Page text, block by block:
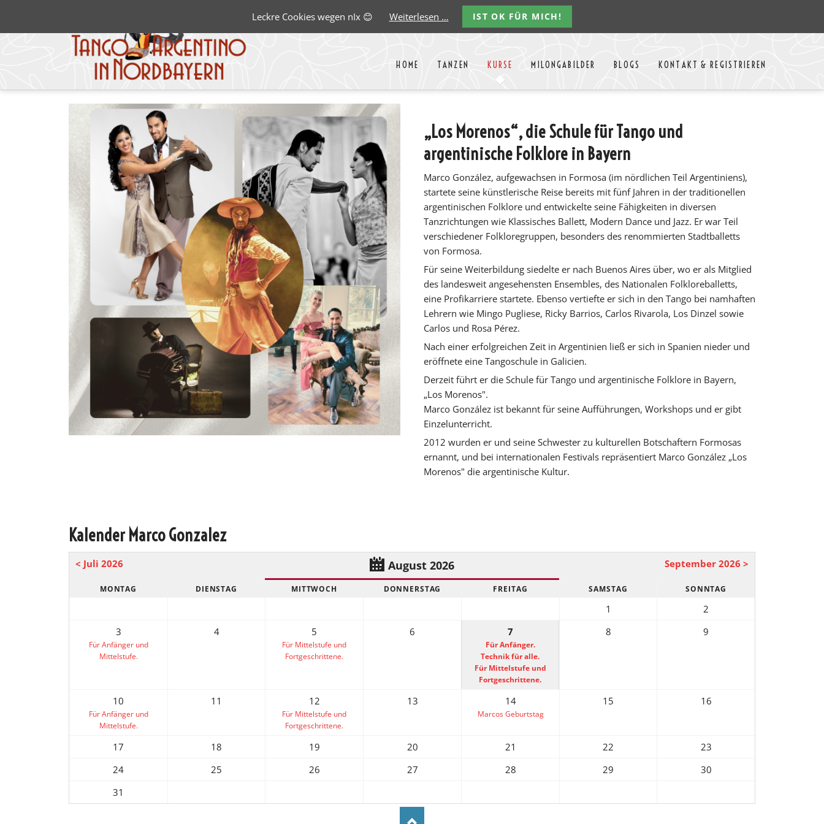
HOME TANZEN
Liste aller Events des kommenden Jahres
KURSE
Blanco y
Negro
Carlos
Paredes
Lehmann
Gregorio
Garido
Marco
González
MTango
Oscar y Vicky SteffiTango
Tango y más
e.V,
TANZerei
Tanzschule
MILONGABILDER BLOGS KONTAKT & REGISTRIEREN
Kontakt
Mitglieder Registrieren
„Los Morenos“, die Schule für Tango und
argentinische Folklore in Bayern
Marco González, aufgewachsen in Formosa (im nördlichen Teil Argentiniens),
startete seine künstlerische Reise bereits mit fünf Jahren in der traditionellen
argentinischen Folklore und entwickelte seine Fähigkeiten in diversen
Tanzrichtungen wie Klassisches Ballett, Modern Dance und Jazz. Er war Teil
verschiedener Folkloregruppen, besonders des renommierten Stadtballetts
von Formosa.
Für seine Weiterbildung siedelte er nach Buenos Aires über, wo er als Mitglied
des landesweit angesehensten Ensembles, des Nationalen Folkloreballetts,
eine Profikarriere startete. Ebenso vertiefte er sich in den Tango bei namhaften
Lehrern wie Mingo Pugliese, Ricky Barrios, Carlos Rivarola, Los Dinzel sowie
Carlos und Rosa Pérez.
Nach einer erfolgreichen Zeit in Argentinien ließ er sich in Spanien nieder und
eröffnete eine Tangoschule in Galicien.
Derzeit führt er die Schule für Tango und argentinische Folklore in Bayern,
„Los Morenos".
Marco González ist bekannt für seine Aufführungen, Workshops und er gibt
Einzelunterricht.
2012 wurden er und seine Schwester zu kulturellen Botschaftern Formosas
ernannt, und bei internationalen Festivals repräsentiert Marco González „Los
Morenos" die argentinische Kultur.
Kalender Marco Gonzalez
< Juli 2026 August 2026 September 2026 >
MONTAG DIENSTAG MITTWOCH DONNERSTAG FREITAG SAMSTAG SONNTAG
1
2
3
Für Anfänger und
Mittelstufe.
4 5
Für Mittelstufe und
Fortgeschrittene.
6 7
Für Anfänger.
Technik für alle.
Für Mittelstufe und
Fortgeschrittene.
8 9
10
Für Anfänger und
Mittelstufe.
11 12
Für Mittelstufe und
Fortgeschrittene.
13 14
Marcos Geburtstag
15 16
17 18 19 20 21 22
23
24
25 26 27 28 29
30
31
Leckre Cookies wegen nIx 😊 Weiterlesen … IST OK FÜR MICH!